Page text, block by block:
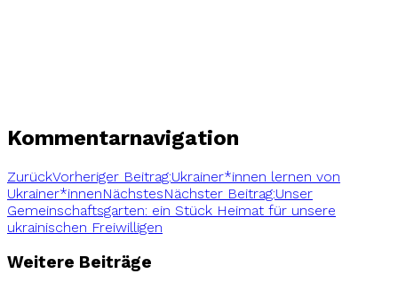
Kommentarnavigation
ZurückVorheriger Beitrag:Ukrainer*innen lernen von
Ukrainer*innenNächstesNächster Beitrag:Unser
Gemeinschaftsgarten: ein Stück Heimat für unsere
ukrainischen Freiwilligen
Weitere Beiträge